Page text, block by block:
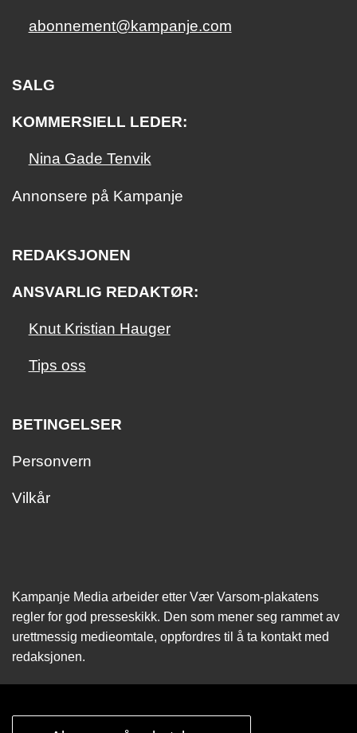
abonnement@kampanje.com
SALG
KOMMERSIELL LEDER:
Nina Gade Tenvik
Annonsere på Kampanje
REDAKSJONEN
ANSVARLIG REDAKTØR:
Knut Kristian Hauger
Tips oss
BETINGELSER
Personvern
Vilkår
Kampanje Media arbeider etter Vær Varsom-plakatens
regler for god presseskikk. Den som mener seg rammet av
urettmessig medie­omtale, oppfordres til å ta kontakt med
redaksjonen.